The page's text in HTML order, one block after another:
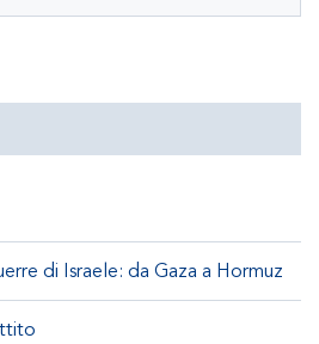
di Israele: da Gaza a Hormuz